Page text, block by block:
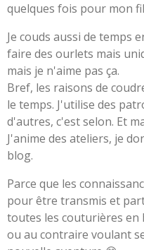
quelques fois pour mon
Je couds aussi de temps
faire des ourlets mais
mais je n'aime pas ça.
Bref, les raisons de
le temps. J'utilise des
d'autres, c'est selon. Et
J'anime des ateliers, je
blog.
Parce que les
pour être transmis et
toutes les couturières en
ou au contraire voulant